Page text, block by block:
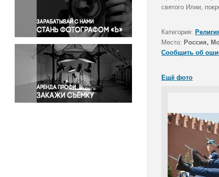
Правосудие
Происшествия и конфликты
Религия
Светская жизнь
Спорт
Экология
Экономика и бизнес
святого Илии,
Категория:
Место: Россия,
Сообщить об
Ещё фото